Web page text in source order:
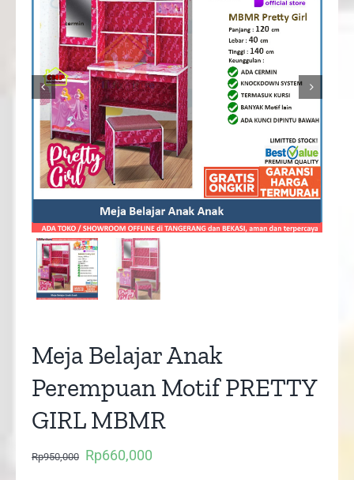
 
Meja Belajar Anak
Perempuan Motif PRETTY
GIRL MBMR
Rp950,000
Original
Rp660,000